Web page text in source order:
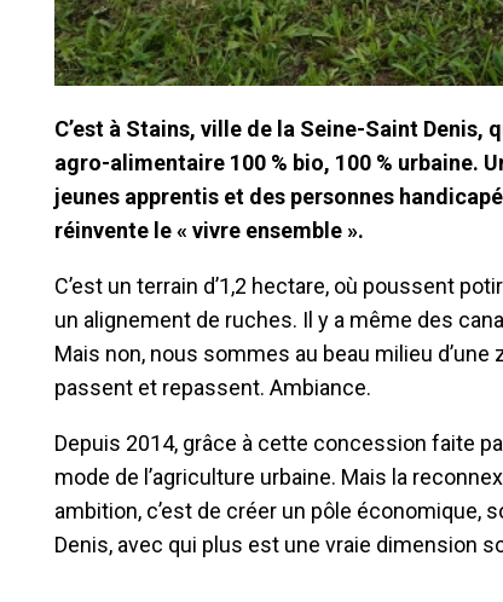
C’est à Stains, ville de la Seine-Saint
agro-alimentaire 100 % bio, 100 % urbaine.
jeunes apprentis et des personnes
réinvente le « vivre ensemble ».
C’est un terrain d’1,2 hectare, où poussent
un alignement de ruches. Il y a même des
Mais non, nous sommes au beau milieu d’une
passent et repassent. Ambiance.
Depuis 2014, grâce à cette concession faite
mode de l’agriculture urbaine. Mais la
ambition, c’est de créer un pôle économique,
Denis, avec qui plus est une vraie dimension